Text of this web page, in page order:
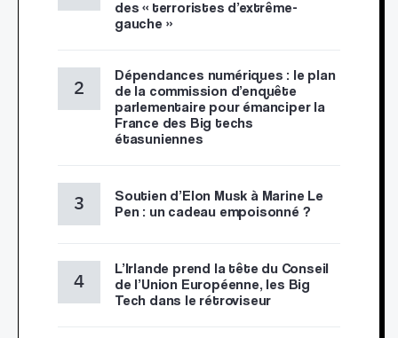
des « terroristes d’extrême-
gauche »
Dépendances numériques : le plan
de la commission d’enquête
parlementaire pour émanciper la
France des Big techs
étasuniennes
Soutien d’Elon Musk à Marine Le
Pen : un cadeau empoisonné ?
L’Irlande prend la tête du Conseil
de l’Union Européenne, les Big
Tech dans le rétroviseur